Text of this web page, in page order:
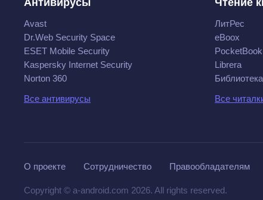
Антивирусы
Avast
Dr.Web Security Space
ESET Mobile Security
Kaspersky Internet Security
Norton 360
Все антивирусы
Чтение
ЛитРес
eBoox
Librera
Все
О проекте Сотрудничество Правообладателям
Copyright © a-android.com 2026. All rights reserved.